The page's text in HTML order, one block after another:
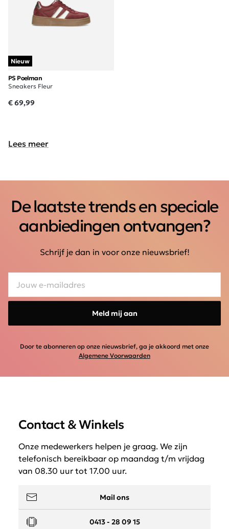
Nieuw
PS Poelman
Sneakers Fleur
€ 69,99
Lees meer
De laatste trends en speciale
aanbiedingen ontvangen?
Schrijf je dan in voor onze nieuwsbrief!
Meld mij aan
Door te abonneren op onze nieuwsbrief, ga je akkoord met onze
Algemene Voorwaarden
Contact & Winkels
Onze medewerkers helpen je graag. We zijn
telefonisch bereikbaar op maandag t/m vrijdag
van 08.30 uur tot 17.00 uur.
Mail ons
0413 - 28 09 15